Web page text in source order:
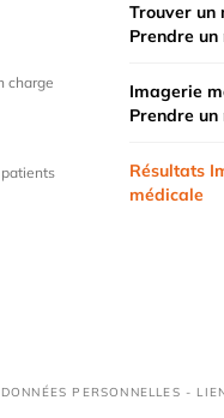
charge
Trouver un
Prendre
Imagerie
Prendre
Résultats
médicale
DONNÉES PERSONNELLES -